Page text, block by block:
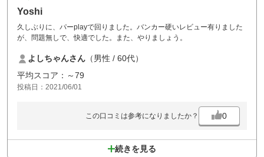
Yoshi
久しぶりに、パーplayで回りました。バンカー硬いレビュー有りました
が、問題無しで、快適でした。また、やりましょう。
よしちゃんさん （男性 / 60代）
平均スコア：～79
投稿日：2021/06/01
この口コミは参考になりましたか？ 0
続きを見る